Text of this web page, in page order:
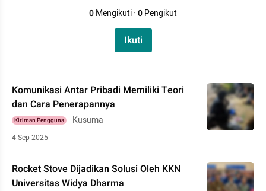
0Mengikuti·0Pengikut
Ikuti
Komunikasi Antar Pribadi Memiliki Teori
dan Cara Penerapannya
Kiriman Pengguna Kusuma
4 Sep 2025
Rocket Stove Dijadikan Solusi Oleh KKN
Universitas Widya Dharma